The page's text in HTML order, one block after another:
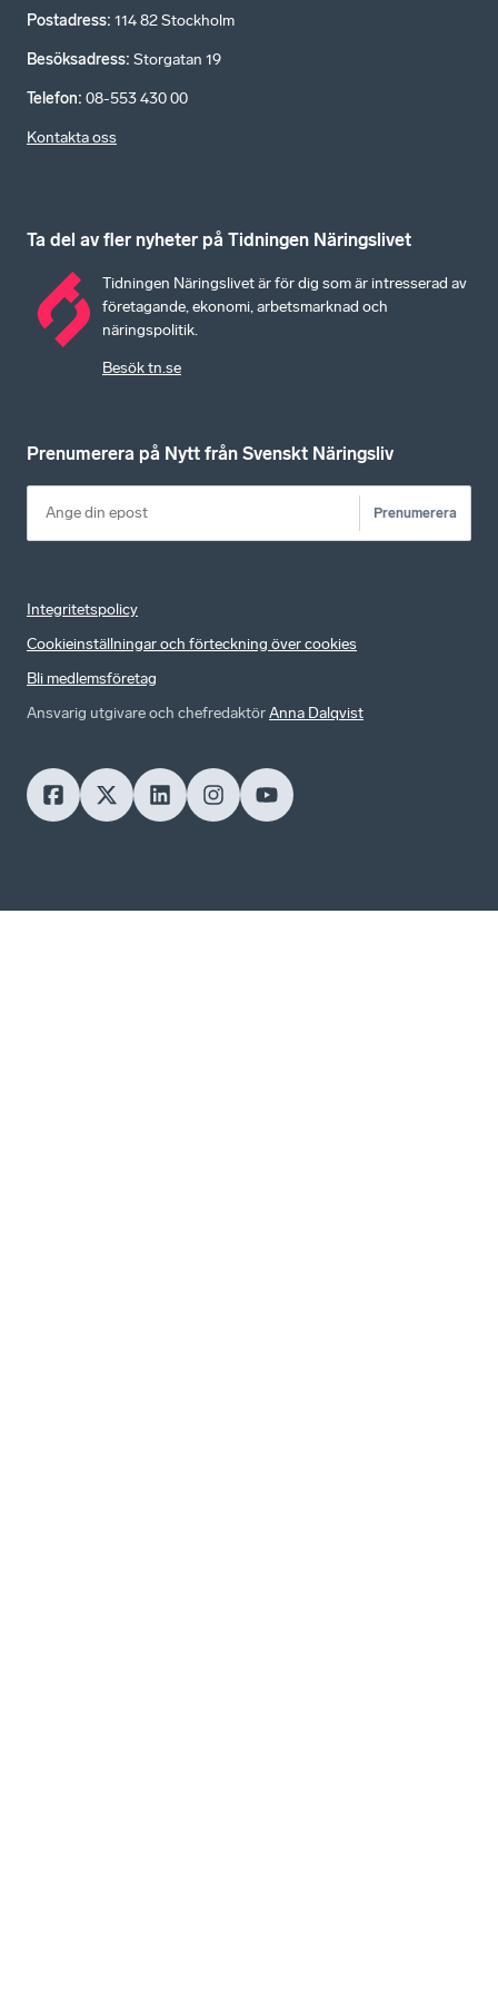
Postadress: 114 82 Stockholm
Besöksadress: Storgatan 19
Telefon: 08-553 430 00
Kontakta oss
Ta del av fler nyheter på Tidningen Näringslivet
Tidningen Näringslivet är för dig som är intresserad av
företagande, ekonomi, arbetsmarknad och
näringspolitik.
Besök tn.se
Prenumerera på Nytt från Svenskt Näringsliv
Prenumerera
Integritetspolicy
Cookieinställningar och förteckning över cookies
Bli medlemsföretag
Ansvarig utgivare och chefredaktörAnna Dalqvist